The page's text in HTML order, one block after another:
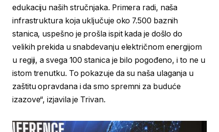
edukaciju naših stručnjaka. Primera radi, naša
infrastruktura koja uključuje oko 7.500 baznih
stanica, uspešno je prošla ispit kada je došlo do
velikih prekida u snabdevanju električnom energijom
u regiji, a svega 100 stanica je bilo pogođeno, i to ne u
istom trenutku. To pokazuje da su naša ulaganja u
zaštitu opravdana i da smo spremni za buduće
izazove“, izjavila je Trivan.